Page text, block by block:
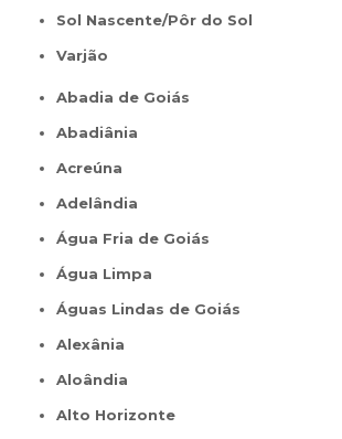
Sol Nascente/Pôr do Sol
Varjão
Abadia de Goiás
Abadiânia
Acreúna
Adelândia
Água Fria de Goiás
Água Limpa
Águas Lindas de Goiás
Alexânia
Aloândia
Alto Horizonte